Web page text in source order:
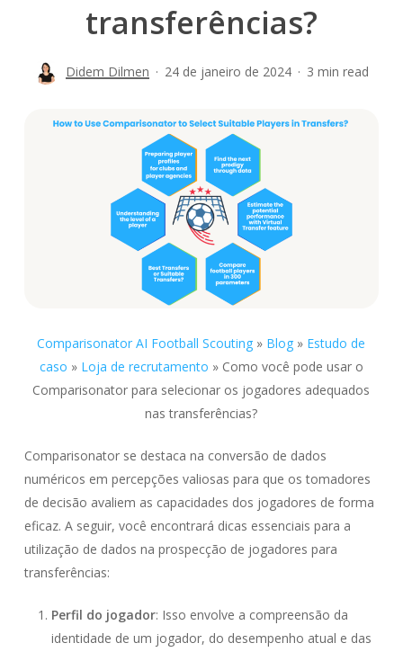
transferências?
Didem Dilmen 24 de janeiro de 2024 3 min read
Comparisonator AI Football Scouting » Blog » Estudo de
caso » Loja de recrutamento » Como você pode usar o
Comparisonator para selecionar os jogadores adequados
nas transferências?
Comparisonator se destaca na conversão de dados
numéricos em percepções valiosas para que os tomadores
de decisão avaliem as capacidades dos jogadores de forma
eficaz. A seguir, você encontrará dicas essenciais para a
utilização de dados na prospecção de jogadores para
transferências:
Perfil do jogador: Isso envolve a compreensão da
identidade de um jogador, do desempenho atual e das